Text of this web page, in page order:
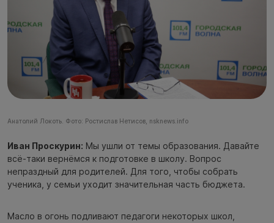
Анатолий Локоть. Фото: Ростислав Нетисов, nsknews.info
Иван Проскурин: Мы ушли от темы образования. Давайте
всё-таки вернёмся к подготовке в школу. Вопрос
непраздный для родителей. Для того, чтобы собрать
ученика, у семьи уходит значительная часть бюджета.
Масло в огонь подливают педагоги некоторых школ,